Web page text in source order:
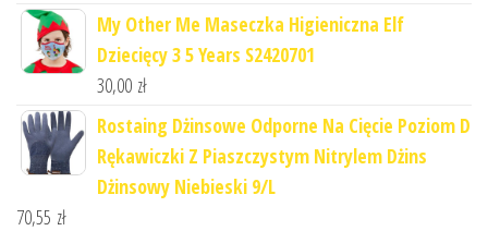
My Other Me Maseczka Higieniczna Elf
Dziecięcy 3 5 Years S2420701
30,00 zł
Rostaing Dżinsowe Odporne Na Cięcie Poziom D
Rękawiczki Z Piaszczystym Nitrylem Dżins
Dżinsowy Niebieski 9/L
70,55 zł